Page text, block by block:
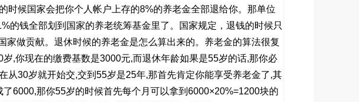
时候国家会把你个人帐户上存的8%的养老金全部退给你。那单位
的钱全部划到国家的养老统筹基金里了。国家规定，退钱的时候只
家做贡献。退休时候的养老金是怎么算出来的。养老金的算法很复
岁,你现在的缴费基数是3000元,而退休年龄如果是55岁的话,那你必
从30岁就开始交,交到 55岁是25年,那首先肯定你能享受养老金了,其
了6000,那你55岁的时候首先每个月可以拿到 6000×20%=1200块的